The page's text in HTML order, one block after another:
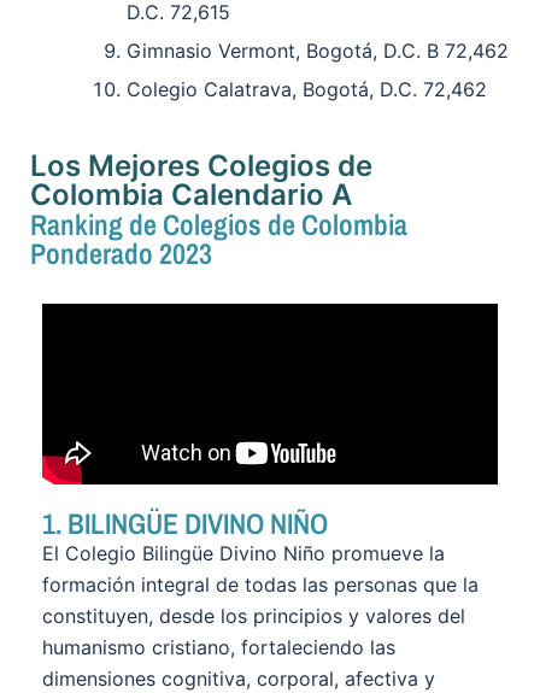
D.C. 72,615
Gimnasio Vermont, Bogotá, D.C. B 72,462
Colegio Calatrava, Bogotá, D.C. 72,462
Los Mejores Colegios de
Colombia Calendario A
Ranking de Colegios de Colombia
Ponderado 2023
1. BILINGÜE DIVINO NIÑO
El Colegio Bilingüe Divino Niño promueve la
formación integral de todas las personas que la
constituyen, desde los principios y valores del
humanismo cristiano, fortaleciendo las
dimensiones cognitiva, corporal, afectiva y